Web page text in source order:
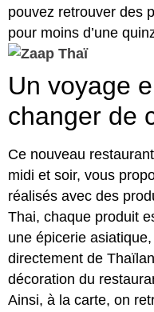
pouvez retrouver des
pour moins d’une
Un voyage
changer de
Ce nouveau
midi et soir, vous
réalisés avec des
Thai, chaque produit
une épicerie
directement de
décoration du
Ainsi, à la carte, on